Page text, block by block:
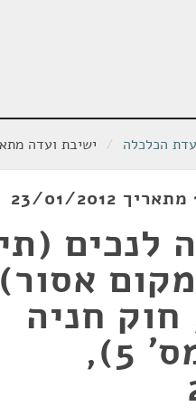
הכלכלה / ישיבת ועדה מתאריך 23/
לנכים
2010, חוק חניה
לנכים (תיקון מס' 5),